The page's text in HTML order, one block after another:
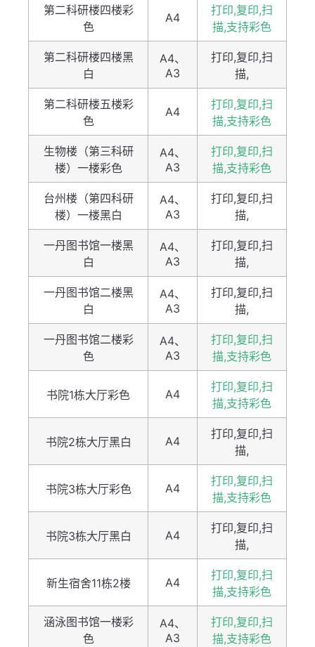
第二科研楼四楼彩
色
A4
打印,复印,扫
描,支持彩色
第二科研楼四楼黑
白
A4、
A3
打印,复印,扫
描,
第二科研楼五楼彩
色
A4
打印,复印,扫
描,支持彩色
生物楼（第三科研
楼）一楼彩色
A4、
A3
打印,复印,扫
描,支持彩色
台州楼（第四科研
楼）一楼黑白
A4、
A3
打印,复印,扫
描,
一丹图书馆一楼黑
白
A4、
A3
打印,复印,扫
描,
一丹图书馆二楼黑
白
A4、
A3
打印,复印,扫
描,
一丹图书馆二楼彩
色
A4、
A3
打印,复印,扫
描,支持彩色
书院1栋大厅彩色 A4
打印,复印,扫
描,支持彩色
书院2栋大厅黑白 A4
打印,复印,扫
描,
书院3栋大厅彩色 A4
打印,复印,扫
描,支持彩色
书院3栋大厅黑白 A4
打印,复印,扫
描,
新生宿舍11栋2楼 A4
打印,复印,扫
描,支持彩色
涵泳图书馆一楼彩
色
A4、
A3
打印,复印,扫
描,支持彩色